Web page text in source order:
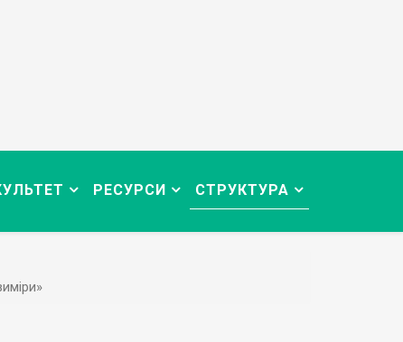
РЕСУРСИ СТРУКТУРА